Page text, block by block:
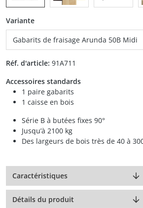
Varianteauswählen
Réf. d'article: 91A711
Accessoires standards
1 paire gabarits
1 caisse en bois
Série B à butées fixes 90°
Jusqu’à 2100 kg
Des largeurs de bois très de 40 à
Caractéristiques
Détails du produit